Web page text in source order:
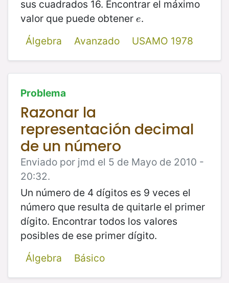
sus cuadrados 16. Encontrar el máximo
valor que puede obtener e
e.
Álgebra
Avanzado USAMO 1978
Problema
Razonar la
representación decimal
de un número
Enviado por jmd el 5 de Mayo de 2010 -
20:32.
Un número de 4 dígitos es 9 veces el
número que resulta de quitarle el primer
dígito. Encontrar todos los valores
posibles de ese primer dígito.
Álgebra
Básico